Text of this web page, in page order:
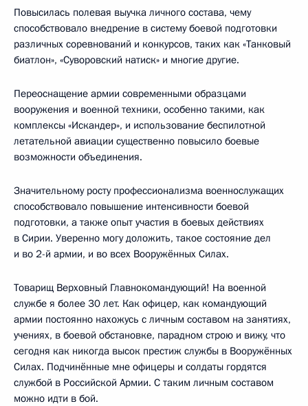
Повысилась полевая выучка личного состава, чему
способствовало внедрение в систему боевой подготовки
различных соревнований и конкурсов, таких как «Танковый
биатлон», «Суворовский натиск» и многие другие.
Переоснащение армии современными образцами
вооружения и военной техники, особенно такими, как
комплексы «Искандер», и использование беспилотной
летательной авиации существенно повысило боевые
возможности объединения.
Значительному росту профессионализма военнослужащих
способствовало повышение интенсивности боевой
подготовки, а также опыт участия в боевых действиях
в Сирии. Уверенно могу доложить, такое состояние дел
и во 2-й армии, и во всех Вооружённых Силах.
Товарищ Верховный Главнокомандующий! На военной
службе я более 30 лет. Как офицер, как командующий
армии постоянно нахожусь с личным составом на занятиях,
учениях, в боевой обстановке, парадном строю и вижу, что
сегодня как никогда высок престиж службы в Вооружённых
Силах. Подчинённые мне офицеры и солдаты гордятся
службой в Российской Армии. С таким личным составом
можно идти в бой.